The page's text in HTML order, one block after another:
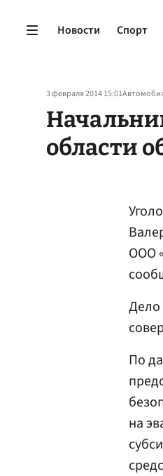
Новости Спорт
3 февраля 2014 15:01
области
ООО
Дело
По
на